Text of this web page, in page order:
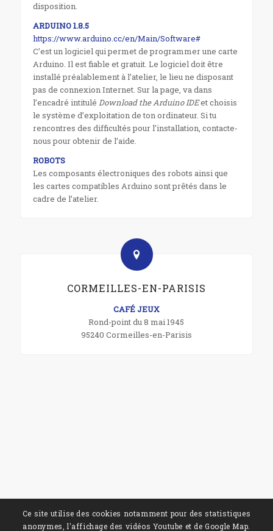
disposition.
ARDUINO 1.8.5
https://www.arduino.cc/en/Main/Software#
C’est un logiciel qui permet de programmer une carte
Arduino. Il est fiable et gratuit. Le logiciel doit être
installé préalablement à l’atelier, le lieu ne disposant
pas de connexion Internet. Sur la page, va dans
l’encadré intitulé Download the Arduino IDEet choisis
le système d’exploitation de ton ordinateur. Si tu
rencontres des difficultés pour l’installation, contacte-
nous pour obtenir de l’aide.
ROBOTS
Les composants électroniques des robots ainsi que
les cartes compatibles Arduino sont prêtés dans le
cadre de l’atelier.
CORMEILLES-EN-PARISIS
CAFÉ JEUX
Rond-point du 8 mai 1945
95240 Cormeilles-en-Parisis
Ce site utilise des cookies notamment pour des statistiques
anonymes, l'affichage des vidéos Youtube et de Google Map.